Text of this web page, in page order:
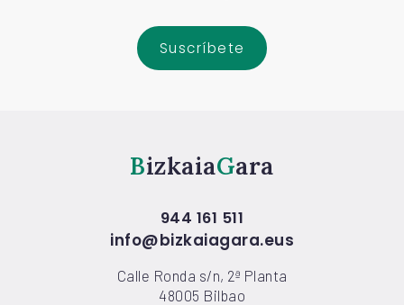
Suscríbete
Bizkaia Gara
944 161 511
info@bizkaiagara.eus
Calle Ronda s/n, 2ª Planta
48005 Bilbao